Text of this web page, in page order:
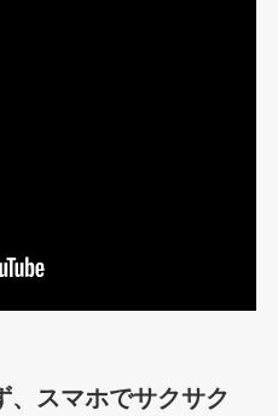
、スマホでサクサク